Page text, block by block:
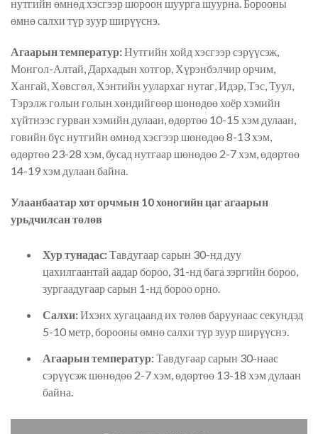
нутгийн өмнөд хэсгээр шороон шуурга шуурна. Борооны
өмнө салхи түр зуур ширүүснэ.
Агаарын температур:Нутгийн хойд хэсгээр сэрүүсэж,
Монгол-Алтай, Дархадын хотгор, Хүрэнбэлчир орчим,
Хангай, Хөвсгөл, Хэнтийн уулархаг нутаг, Идэр, Тэс, Туул,
Тэрэлж голын голын хөндийгөөр шөнөдөө хоёр хэмийн
хүйтнээс гурван хэмийн дулаан, өдөртөө 10-15 хэм дулаан,
говийн бүс нутгийн өмнөд хэсгээр шөнөдөө 8-13 хэм,
өдөртөө 23-28 хэм, бусад нутгаар шөнөдөө 2-7 хэм, өдөртөө
14-19 хэм дулаан байна.
Улаанбаатар хот орчмын 10 хоногийн цаг агаарын
урьдчилсан төлөв
Хур тунадас:Тавдугаар сарын 30-нд дуу
цахилгаантай аадар бороо, 31-нд бага зэргийн бороо,
зургаадугаар сарын 1-нд бороо орно.
Салхи:Ихэнх хугацаанд их төлөв баруунаас секундэд
5-10 метр, борооны өмнө салхи түр зуур ширүүснэ.
Агаарын температур:Тавдугаар сарын 30-наас
сэрүүсэж шөнөдөө 2-7 хэм, өдөртөө 13-18 хэм дулаан
байна.